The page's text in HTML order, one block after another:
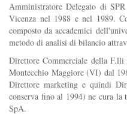
Amministratore Delegato di
Vicenza nel 1988 e nel 1989.
composto da accademici
metodo di analisi di bilancio
Direttore Commerciale della
Montecchio Maggiore (VI) dal
Direttore marketing e quindi
conserva fino al 1994) ne cura
SpA.